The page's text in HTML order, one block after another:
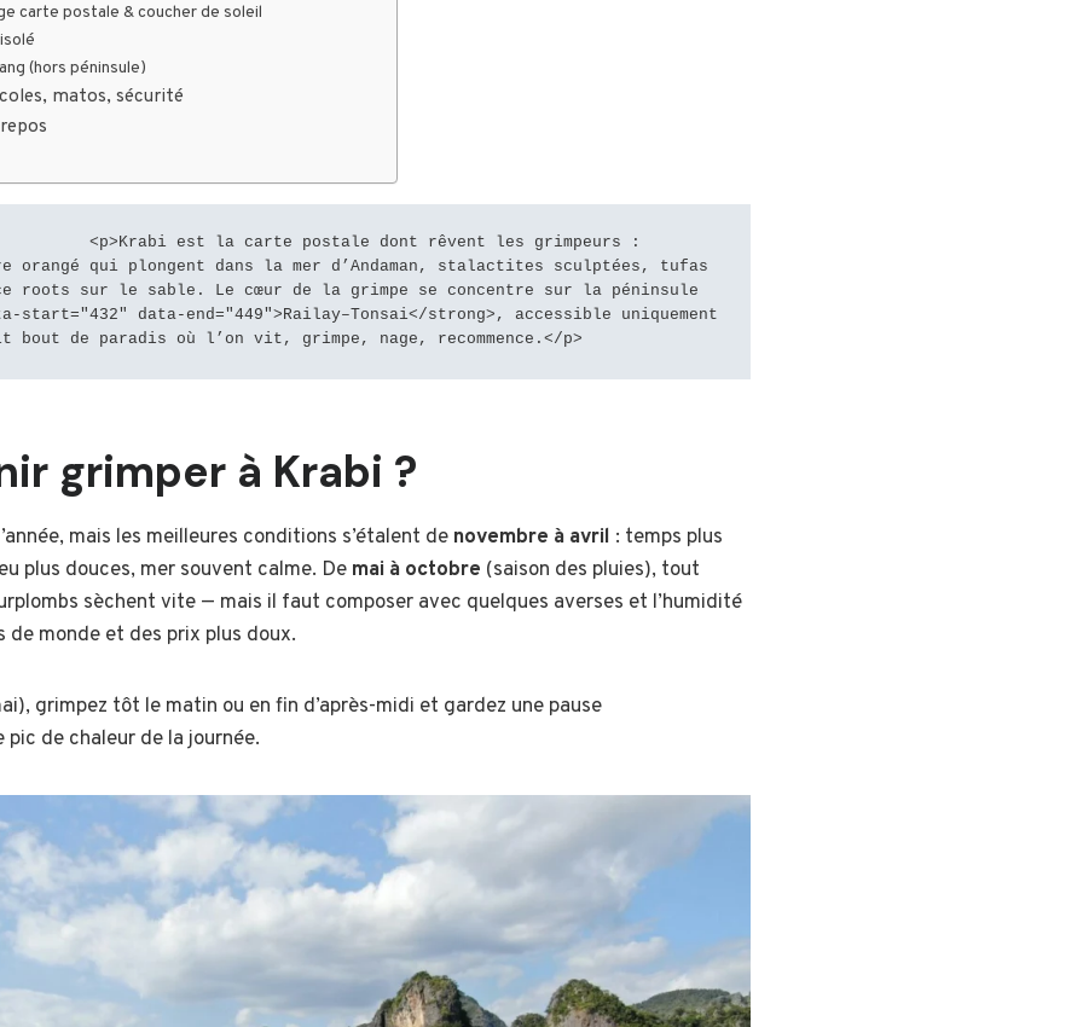
carte postale & coucher de soleil
(hors péninsule)
matos, sécurité
orangé qui plongent dans la mer d’Andaman, stalactites sculptées, tufas
roots sur le sable. Le cœur de la grimpe se concentre sur la péninsule
start="432" data-end="449">Railay–Tonsai</strong>, accessible uniquement
bout de paradis où l’on vit, grimpe, nage, recommence.</p>
grimper à Krabi ?
mais les meilleures conditions s’étalent de novembre à avril : temps plus
plus douces, mer souvent calme. De mai à octobre (saison des pluies), tout
sèchent vite — mais il faut composer avec quelques averses et l’humidité
de monde et des prix plus doux.
grimpez tôt le matin ou en fin d’après-midi et gardez une pause
de chaleur de la journée.